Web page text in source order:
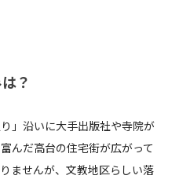
？
」沿いに大手出版社や寺院が
んだ高台の住宅街が広がって
ませんが、文教地区らしい落